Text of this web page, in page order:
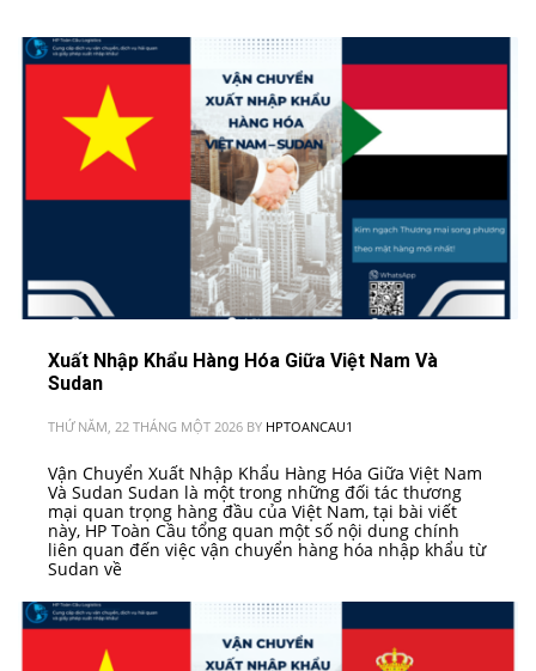
PUBLISHED IN VN - BẮC MỸ
Xuất Nhập Khẩu Hàng Hóa Giữa Việt Nam Và
Sudan
THỨ NĂM, 22 THÁNG MỘT 2026 BY HPTOANCAU1
Vận Chuyển Xuất Nhập Khẩu Hàng Hóa Giữa Việt Nam
Và Sudan Sudan là một trong những đối tác thương
mại quan trọng hàng đầu của Việt Nam, tại bài viết
này, HP Toàn Cầu tổng quan một số nội dung chính
liên quan đến việc vận chuyển hàng hóa nhập khẩu từ
Sudan về